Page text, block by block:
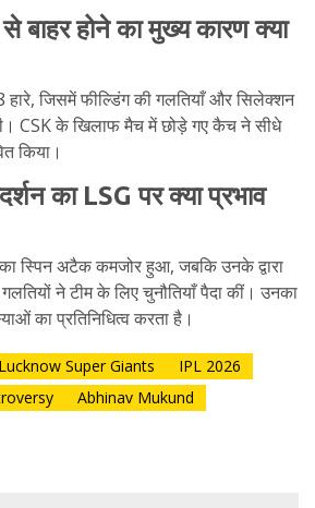
होने का मुख्य कारण क्या
जिसमें फील्डिंग की गलतियाँ और सिलेक्शन
CSK के खिलाफ मैच में छोड़े गए कैच ने सीधे
किया।
का LSG पर क्या प्रभाव
स्पिन अटैक कमजोर हुआ, जबकि उनके द्वारा
ने टीम के लिए चुनौतियाँ पैदा कीं। उनका
का प्रतिनिधित्व करता है।
Lucknow Super Giants
IPL 2026
Abhinav Mukund